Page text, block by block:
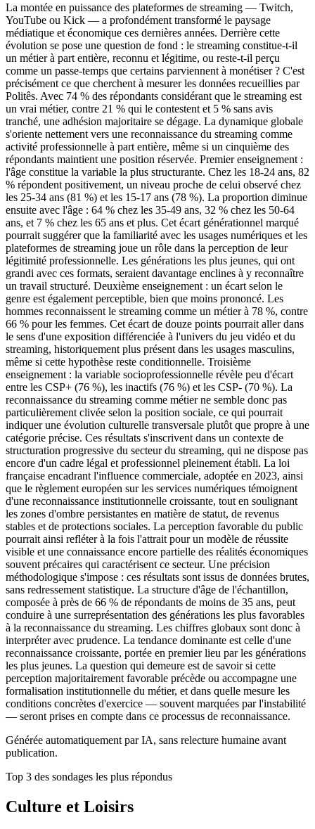
La montée en puissance des plateformes de streaming — Twitch,
YouTube ou Kick — a profondément transformé le paysage
médiatique et économique ces dernières années. Derrière cette
évolution se pose une question de fond : le streaming constitue-t-il
un métier à part entière, reconnu et légitime, ou reste-t-il perçu
comme un passe-temps que certains parviennent à monétiser ? C'est
précisément ce que cherchent à mesurer les données recueillies par
Politês. Avec 74 % des répondants considérant que le streaming est
un vrai métier, contre 21 % qui le contestent et 5 % sans avis
tranché, une adhésion majoritaire se dégage. La dynamique globale
s'oriente nettement vers une reconnaissance du streaming comme
activité professionnelle à part entière, même si un cinquième des
répondants maintient une position réservée. Premier enseignement :
l'âge constitue la variable la plus structurante. Chez les 18-24 ans, 82
% répondent positivement, un niveau proche de celui observé chez
les 25-34 ans (81 %) et les 15-17 ans (78 %). La proportion diminue
ensuite avec l'âge : 64 % chez les 35-49 ans, 32 % chez les 50-64
ans, et 7 % chez les 65 ans et plus. Cet écart générationnel marqué
pourrait suggérer que la familiarité avec les usages numériques et les
plateformes de streaming joue un rôle dans la perception de leur
légitimité professionnelle. Les générations les plus jeunes, qui ont
grandi avec ces formats, seraient davantage enclines à y reconnaître
un travail structuré. Deuxième enseignement : un écart selon le
genre est également perceptible, bien que moins prononcé. Les
hommes reconnaissent le streaming comme un métier à 78 %, contre
66 % pour les femmes. Cet écart de douze points pourrait aller dans
le sens d'une exposition différenciée à l'univers du jeu vidéo et du
streaming, historiquement plus présent dans les usages masculins,
même si cette hypothèse reste conditionnelle. Troisième
enseignement : la variable socioprofessionnelle révèle peu d'écart
entre les CSP+ (76 %), les inactifs (76 %) et les CSP- (70 %). La
reconnaissance du streaming comme métier ne semble donc pas
particulièrement clivée selon la position sociale, ce qui pourrait
indiquer une évolution culturelle transversale plutôt que propre à une
catégorie précise. Ces résultats s'inscrivent dans un contexte de
structuration progressive du secteur du streaming, qui ne dispose pas
encore d'un cadre légal et professionnel pleinement établi. La loi
française encadrant l'influence commerciale, adoptée en 2023, ainsi
que le règlement européen sur les services numériques témoignent
d'une reconnaissance institutionnelle croissante, tout en soulignant
les zones d'ombre persistantes en matière de statut, de revenus
stables et de protections sociales. La perception favorable du public
pourrait ainsi refléter à la fois l'attrait pour un modèle de réussite
visible et une connaissance encore partielle des réalités économiques
souvent précaires qui caractérisent ce secteur. Une précision
méthodologique s'impose : ces résultats sont issus de données brutes,
sans redressement statistique. La structure d'âge de l'échantillon,
composée à près de 66 % de répondants de moins de 35 ans, peut
conduire à une surreprésentation des générations les plus favorables
à la reconnaissance du streaming. Les chiffres globaux sont donc à
interpréter avec prudence. La tendance dominante est celle d'une
reconnaissance croissante, portée en premier lieu par les générations
les plus jeunes. La question qui demeure est de savoir si cette
perception majoritairement favorable précède ou accompagne une
formalisation institutionnelle du métier, et dans quelle mesure les
conditions concrètes d'exercice — souvent marquées par l'instabilité
— seront prises en compte dans ce processus de reconnaissance.
Générée automatiquement par IA, sans relecture humaine avant
publication.
Top 3 des sondages les plus répondus
Culture et Loisirs